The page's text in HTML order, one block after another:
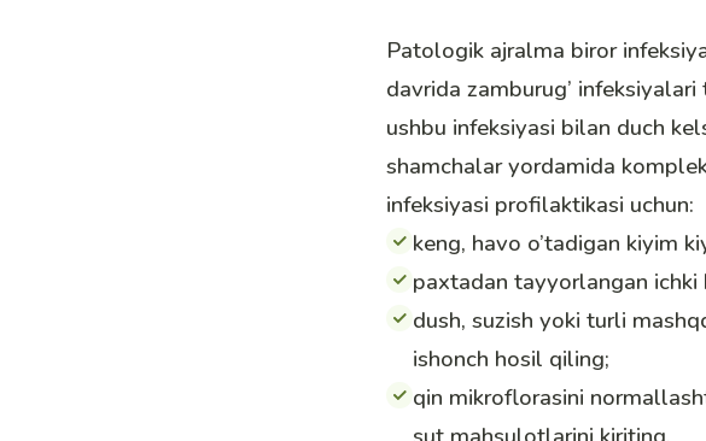
Patologik ajralma biror
davrida zamburug’
ushbu infeksiyasi bilan duch
shamchalar yordamida
infeksiyasi profilaktikasi uchun:
keng, havo o’tadigan kiyim
paxtadan tayyorlangan
dush, suzish yoki turli
ishonch hosil qiling;
qin mikroflorasini